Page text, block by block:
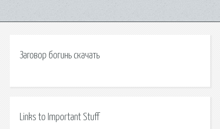
Заговор богинь скачать
Links to Important Stuff